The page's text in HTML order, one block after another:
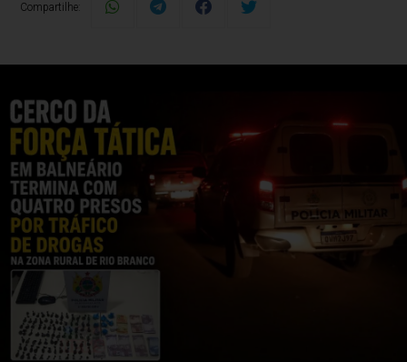
Compartilhe: